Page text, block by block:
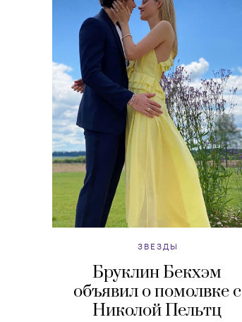
ЗВЕЗДЫ
Бруклин Бекхэм
объявил о помолвке с
Николой Пельтц